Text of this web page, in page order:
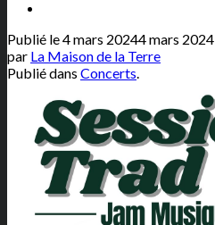
Publié le4 mars 20244 mars 2024
par La Maison de la Terre
Publié dans Concerts.